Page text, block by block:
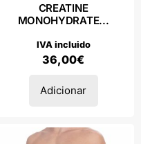
CREATINE
MONOHYDRATE...
36,00€
IVA incluido
Adicionar